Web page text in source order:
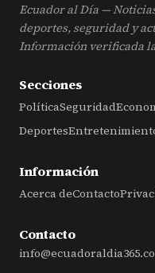
Ecuador al Día —
deportes, seguridad y
Información verificada
Secciones
PolíticaSeguridad
Deportes
Información
Acerca deContacto
Contacto